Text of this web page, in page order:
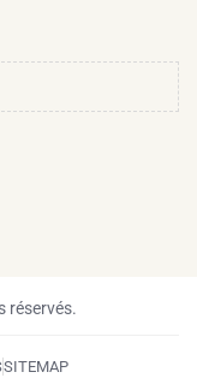
réservés.
SITEMAP